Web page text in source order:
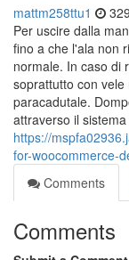
mattm258ttu1
Per uscire dalla
fino a che l'ala non
normale. In caso di
soprattutto con
paracadutale.
attraverso il
https://
for-woocommerce-
Comments
Comments